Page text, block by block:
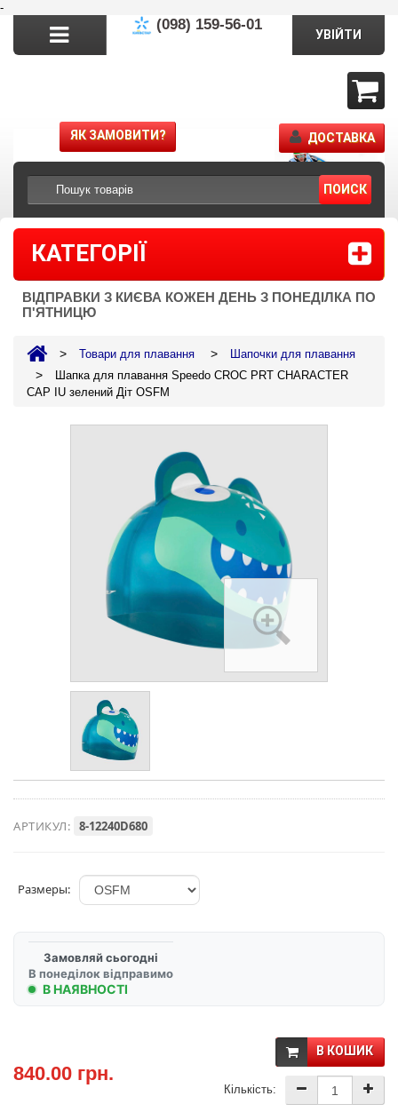
-
(098) 159-56-01
ПОИСК
УВІЙТИ
ЯК ЗАМОВИТИ? ДОСТАВКА
КАТЕГОРІЇ
ВІДПРАВКИ З КИЄВА КОЖЕН ДЕНЬ З ПОНЕДІЛКА ПО
П'ЯТНИЦЮ
> Товари для плавання > Шапочки для плавання
>
Шапка для плавання Speedo CROC PRT CHARACTER
CAP IU зелений Діт OSFM
АРТИКУЛ: 8-12240D680
Размеры:
Замовляй сьогодні
В понеділок відправимо
В НАЯВНОСТІ
840.00 грн.
В КОШИК
Кількість: